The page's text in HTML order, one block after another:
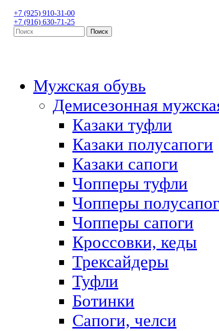
+7 (925) 910-31-00
+7 (916) 630-71-25
Мужская обувь
Демисезонная
Казаки туфли
Казаки полусапоги
Казаки сапоги
Чопперы туфли
Чопперы
Чопперы сапоги
Кроссовки, кеды
Трексайдеры
Туфли
Ботинки
Сапоги, челси